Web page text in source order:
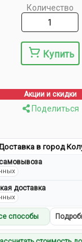
Количество
Купить
Акции и скидки
Поделиться
в город
доставка
способы